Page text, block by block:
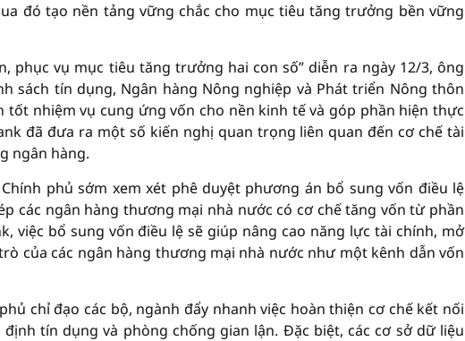
đó tạo nền tảng vững chắc cho mục tiêu tăng trưởng bền vững
phục vụ mục tiêu tăng trưởng hai con số” diễn ra ngày 12/3, ông
sách tín dụng, Ngân hàng Nông nghiệp và Phát triển Nông thôn
tốt nhiệm vụ cung ứng vốn cho nền kinh tế và góp phần hiện thực
đã đưa ra một số kiến nghị quan trọng liên quan đến cơ chế tài
ngân hàng.
phủ sớm xem xét phê duyệt phương án bổ sung vốn điều lệ
các ngân hàng thương mại nhà nước có cơ chế tăng vốn từ phần
việc bổ sung vốn điều lệ sẽ giúp nâng cao năng lực tài chính, mở
của các ngân hàng thương mại nhà nước như một kênh dẫn vốn
chỉ đạo các bộ, ngành đẩy nhanh việc hoàn thiện cơ chế kết nối
tín dụng và phòng chống gian lận. Đặc biệt, các cơ sở dữ liệu